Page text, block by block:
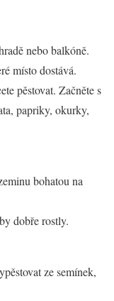
nebo balkóně.
místo dostává.
pěstovat. Začněte s
papriky, okurky,
bohatou na
dobře rostly.
ze semínek,